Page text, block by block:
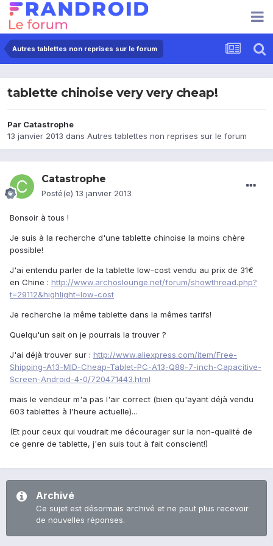
Autres tablettes non reprises sur le forum
tablette chinoise very very cheap!
Par Catastrophe
13 janvier 2013 dans Autres tablettes non reprises sur le forum
Catastrophe
Posté(e) 13 janvier 2013
Bonsoir à tous !
Je suis à la recherche d'une tablette chinoise la moins chère
possible!
J'ai entendu parler de la tablette low-cost vendu au prix de 31€
en Chine : http://www.archoslounge.net/forum/showthread.php?
t=29112&highlight=low-cost
Je recherche la même tablette dans la mêmes tarifs!
Quelqu'un sait on je pourrais la trouver ?
J'ai déjà trouver sur : http://www.aliexpress.com/item/Free-
Shipping-A13-MID-Cheap-Tablet-PC-A13-Q88-7-inch-Capacitive-
Screen-Android-4-0/720471443.html
mais le vendeur m'a pas l'air correct (bien qu'ayant déjà vendu
603 tablettes à l'heure actuelle)...
(Et pour ceux qui voudrait me décourager sur la non-qualité de
ce genre de tablette, j'en suis tout à fait conscient!)
Archivé
Ce sujet est désormais archivé et ne peut plus recevoir
de nouvelles réponses.